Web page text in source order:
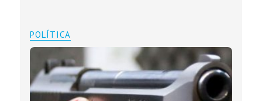
POLÍTICA